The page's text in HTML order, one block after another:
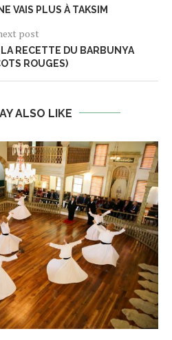
VAIS PLUS À TAKSIM
post
RECETTE DU BARBUNYA
ROUGES)
ALSO LIKE